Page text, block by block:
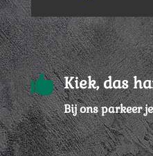
 Kiek, das
Bij ons parkeer